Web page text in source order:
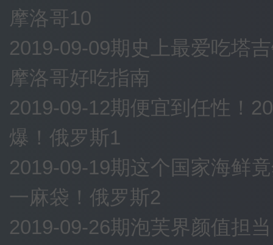
摩洛哥10
2019-09-09期史上最爱吃塔
摩洛哥好吃指南
2019-09-12期便宜到任性！
爆！俄罗斯1
2019-09-19期这个国家海鲜
一麻袋！俄罗斯2
2019-09-26期泡芙界颜值担